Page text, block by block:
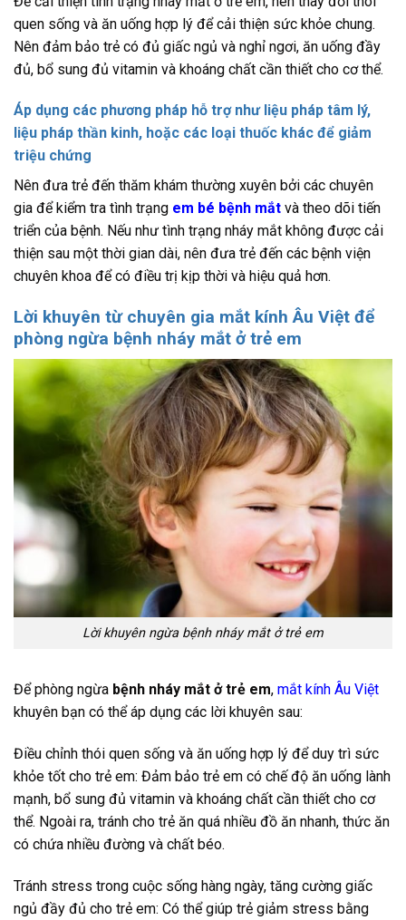
quen sống và ăn uống hợp lý để cải thiện sức khỏe chung.
Nên đảm bảo trẻ có đủ giấc ngủ và nghỉ ngơi, ăn uống đầy
đủ, bổ sung đủ vitamin và khoáng chất cần thiết cho cơ thể.
Áp dụng các phương pháp hỗ trợ như liệu pháp tâm lý,
liệu pháp thần kinh, hoặc các loại thuốc khác để giảm
triệu chứng
Nên đưa trẻ đến thăm khám thường xuyên bởi các chuyên
gia để kiểm tra tình trạng em bé bệnh mắt và theo dõi tiến
triển của bệnh. Nếu như tình trạng nháy mắt không được cải
thiện sau một thời gian dài, nên đưa trẻ đến các bệnh viện
chuyên khoa để có điều trị kịp thời và hiệu quả hơn.
Lời khuyên từ chuyên gia mắt kính Âu Việt để
phòng ngừa bệnh nháy mắt ở trẻ em
Lời khuyên ngừa bệnh nháy mắt ở trẻ em
Để phòng ngừa bệnh nháy mắt ở trẻ em, mắt kính Âu Việt
khuyên bạn có thể áp dụng các lời khuyên sau:
Điều chỉnh thói quen sống và ăn uống hợp lý để duy trì sức
khỏe tốt cho trẻ em: Đảm bảo trẻ em có chế độ ăn uống lành
mạnh, bổ sung đủ vitamin và khoáng chất cần thiết cho cơ
thể. Ngoài ra, tránh cho trẻ ăn quá nhiều đồ ăn nhanh, thức ăn
có chứa nhiều đường và chất béo.
Tránh stress trong cuộc sống hàng ngày, tăng cường giấc
ngủ đầy đủ cho trẻ em: Có thể giúp trẻ giảm stress bằng